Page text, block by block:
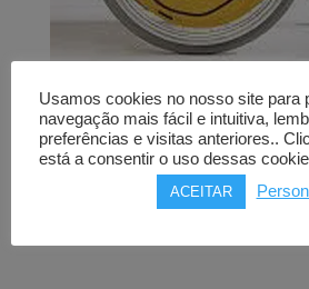
Cadeira de rodas
INVACARE ACTION
e JUNIOR
range:
Usamos cookies no nosso site para
navegação mais fácil e intuitiva,
preferências e visitas anteriores..
está a consentir o uso dessas
ACEITAR